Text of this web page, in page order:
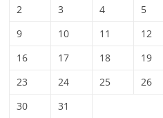
2
3 4 5
9
10 11 12
16
17 18 19
23
24 25 26
30
31